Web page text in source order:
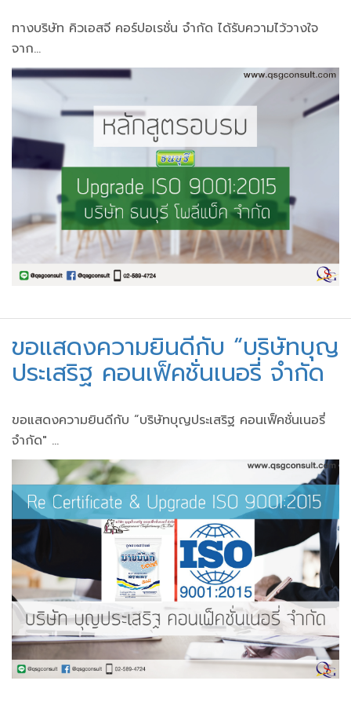
ทางบริษัท คิวเอสจี คอร์ปอเรชั่น จำกัด ได้รับความไว้วางใจ
จาก...
ขอแสดงความยินดีกับ “บริษัทบุญ
ประเสริฐ คอนเฟ็คชั่นเนอรี่ จํากัด
ขอแสดงความยินดีกับ “บริษัทบุญประเสริฐ คอนเฟ็คชั่นเนอรี่
จํากัด" ...